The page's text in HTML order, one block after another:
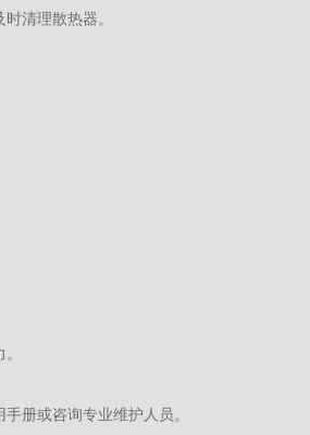
清理散热器。
册或咨询专业维护人员。